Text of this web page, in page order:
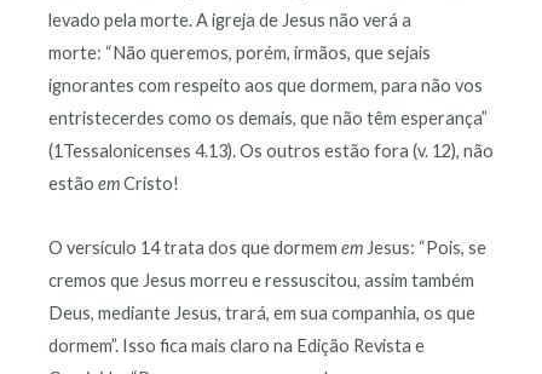
levado pela morte. A igreja de Jesus não verá a
morte: “Não queremos, porém, irmãos, que sejais
ignorantes com respeito aos que dormem, para não vos
entristecerdes como os demais, que não têm esperança”
(1Tessalonicenses 4.13). Os outros estão fora (v. 12), não
estão emCristo!
O versículo 14 trata dos que dormem em Jesus: “Pois, se
cremos que Jesus morreu e ressuscitou, assim também
Deus, mediante Jesus, trará, em sua companhia, os que
dormem”. Isso fica mais claro na Edição Revista e